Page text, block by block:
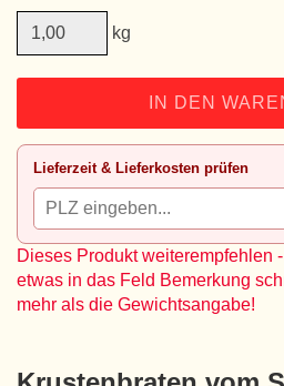
kg
IN DEN
Lieferzeit & Lieferkosten prüfen
Dieses Produkt weiterempfehlen
etwas in das Feld Bemerkung
mehr als die Gewichtsangabe!